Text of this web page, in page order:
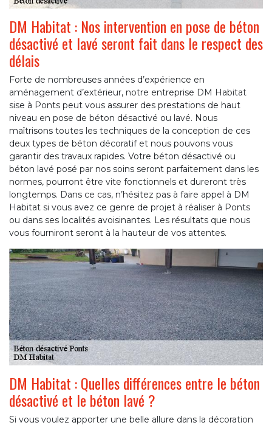
DM Habitat : Nos intervention en pose de béton
désactivé et lavé seront fait dans le respect des
délais
Forte de nombreuses années d’expérience en
aménagement d’extérieur, notre entreprise DM Habitat
sise à Ponts peut vous assurer des prestations de haut
niveau en pose de béton désactivé ou lavé. Nous
maîtrisons toutes les techniques de la conception de ces
deux types de béton décoratif et nous pouvons vous
garantir des travaux rapides. Votre béton désactivé ou
béton lavé posé par nos soins seront parfaitement dans les
normes, pourront être vite fonctionnels et dureront très
longtemps. Dans ce cas, n’hésitez pas à faire appel à DM
Habitat si vous avez ce genre de projet à réaliser à Ponts
ou dans ses localités avoisinantes. Les résultats que nous
vous fourniront seront à la hauteur de vos attentes.
DM Habitat : Quelles différences entre le béton
désactivé et le béton lavé ?
Si vous voulez apporter une belle allure dans la décoration